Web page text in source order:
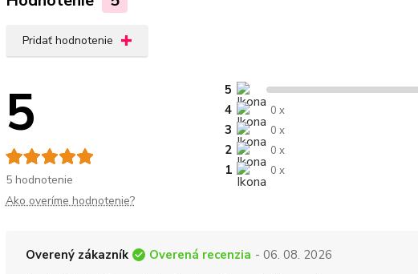
Pridať hodnotenie
5
5 hodnotenie
5
4
0 x
3 0 x
2 0 x
1 0 x
Ako overíme hodnotenie?
Overený zákazník Overená recenzia - 06. 08. 2026